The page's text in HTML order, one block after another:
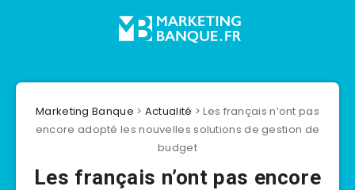
Marketing Banque > Actualité >Les français n’ont pas
encore adopté les nouvelles solutions de gestion de
budget
Les français n’ont pas encore